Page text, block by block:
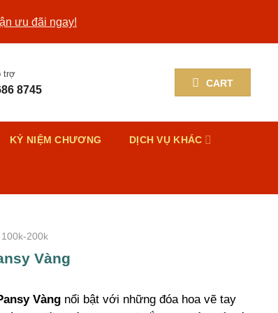
ưu đãi ngay!
trợ
8745
CART
KỶ NIỆM CHƯƠNG DỊCH VỤ KHÁC
200k
Vàng
Vàng nổi bật với những đóa hoa vẽ tay